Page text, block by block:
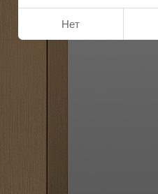
Нет